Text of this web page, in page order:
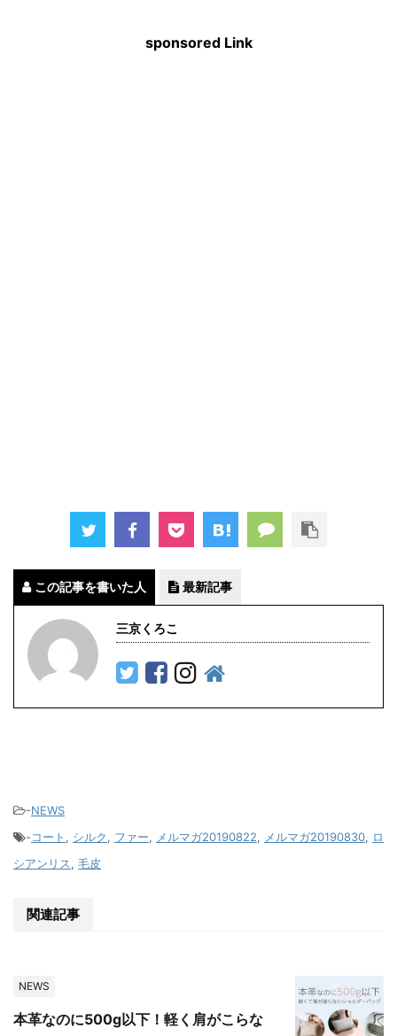
sponsored Link
この記事を書いた人 最新記事
三京くろこ
-NEWS
-コート , シルク, ファー, メルマガ20190822, メルマガ20190830, ロ
シアンリス, 毛皮
関連記事
NEWS
本革なのに500g以下！軽く肩がこらな